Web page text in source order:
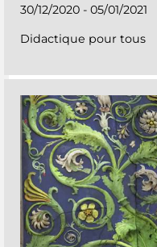
30/12/2020 - 05/01/2021
Didactique pour tous